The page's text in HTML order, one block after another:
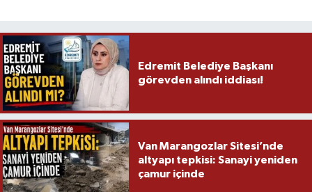
Edremit Belediye Başkanı
görevden alındı iddiası!
Van Marangozlar Sitesi’nde
altyapı tepkisi: Sanayi yeniden
çamur içinde